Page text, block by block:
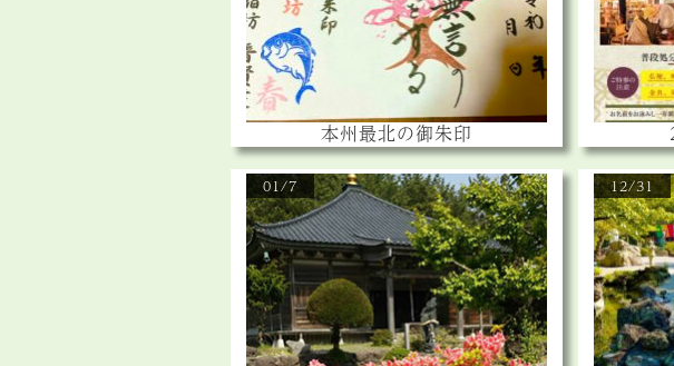
本州最北の御朱印
01/7 12/31